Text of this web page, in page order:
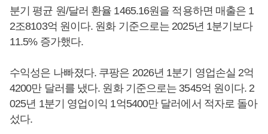
분기 평균 원/달러 환율 1465.16원을 적용하면 매출은 1
2조8103억 원이다. 원화 기준으로는 2025년 1분기보다
11.5% 증가했다.
수익성은 나빠졌다. 쿠팡은 2026년 1분기 영업손실 2억
4200만 달러를 냈다. 원화 기준으로는 3545억 원이다. 2
025년 1분기 영업이익 1억5400만 달러에서 적자로 돌아
섰다.